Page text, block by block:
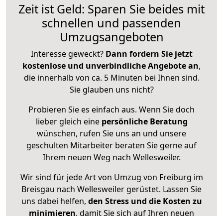
Zeit ist Geld: Sparen Sie beides mit
schnellen und passenden
Umzugsangeboten
Interesse geweckt? Dann fordern Sie jetzt
kostenlose und unverbindliche Angebote an,
die innerhalb von ca. 5 Minuten bei Ihnen sind.
Sie glauben uns nicht?
Probieren Sie es einfach aus. Wenn Sie doch
lieber gleich eine persönliche Beratung
wünschen, rufen Sie uns an und unsere
geschulten Mitarbeiter beraten Sie gerne auf
Ihrem neuen Weg nach Wellesweiler.
Wir sind für jede Art von Umzug von Freiburg im
Breisgau nach Wellesweiler gerüstet. Lassen Sie
uns dabei helfen, den Stress und die Kosten zu
minimieren, damit Sie sich auf Ihren neuen